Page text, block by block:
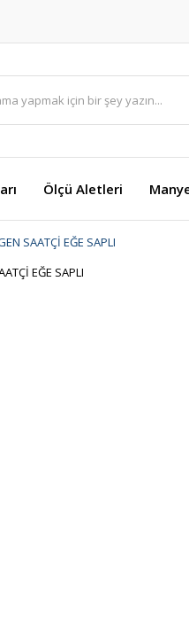
Ölçü Aletleri
SAATÇİ EĞE SAPLI